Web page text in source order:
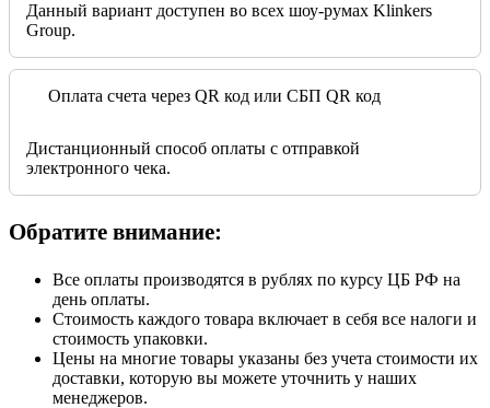
Данный вариант доступен во всех шоу-румах Klinkers
Group.
Оплата счета через QR код или СБП QR код
Дистанционный способ оплаты с отправкой
электронного чека.
Обратите внимание:
Все оплаты производятся в рублях по курсу ЦБ РФ на
день оплаты.
Стоимость каждого товара включает в себя все налоги и
стоимость упаковки.
Цены на многие товары указаны без учета стоимости их
доставки, которую вы можете уточнить у наших
менеджеров.